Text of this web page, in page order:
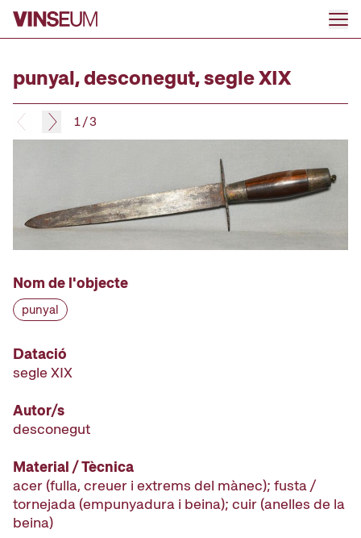
Anar al contingut
punyal, desconegut, segle XIX
1/3
Nom de l'objecte
punyal
Datació
segle XIX
Autor/s
desconegut
Material / Tècnica
acer (fulla, creuer i extrems del mànec); fusta /
tornejada (empunyadura i beina); cuir (anelles de la
beina)